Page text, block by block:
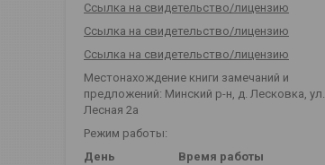
Ссылка на свидетельство/лицензию
Ссылка на свидетельство/лицензию
Ссылка на свидетельство/лицензию
Местонахождение книги замечаний и
предложений: Минский р-н, д. Лесковка, ул.
Лесная 2а
Режим работы:
День
Время работы